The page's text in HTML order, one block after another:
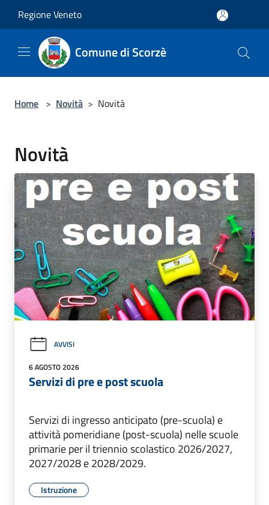
Regione Veneto
Comune di Scorzè
Home > Novità > Novità
Novità
AVVISI
6 AGOSTO 2026
Servizi di pre e post scuola
Servizi di ingresso anticipato (pre-scuola) e
attività pomeridiane (post-scuola) nelle scuole
primarie per il triennio scolastico 2026/2027,
2027/2028 e 2028/2029.
Istruzione